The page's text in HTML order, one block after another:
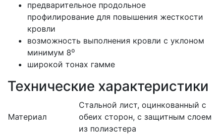
предварительное продольное
профилирование для повышения жесткости
кровли
возможность выполнения кровли с уклоном
минимум 8⁰
широкой тонах гамме
Технические характеристики
Материал
Стальной лист, оцинкованный с
обеих сторон, с защитным слоем
из полиэстера